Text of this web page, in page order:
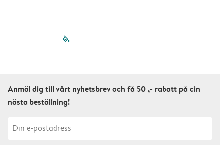
filled-pagination
Anmäl dig till vårt nyhetsbrev och få 50 ,- rabatt på din
nästa beställning!